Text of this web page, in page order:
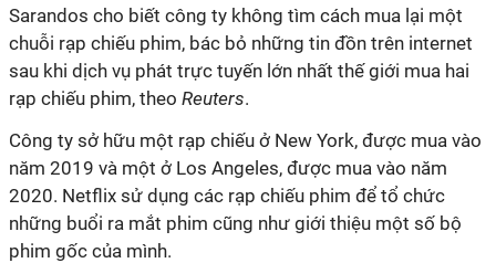
Sarandos cho biết công ty không tìm cách mua lại một
chuỗi rạp chiếu phim, bác bỏ những tin đồn trên internet
sau khi dịch vụ phát trực tuyến lớn nhất thế giới mua hai
rạp chiếu phim, theo Reuters.
Công ty sở hữu một rạp chiếu ở New York, được mua vào
năm 2019 và một ở Los Angeles, được mua vào năm
2020. Netflix sử dụng các rạp chiếu phim để tổ chức
những buổi ra mắt phim cũng như giới thiệu một số bộ
phim gốc của mình.